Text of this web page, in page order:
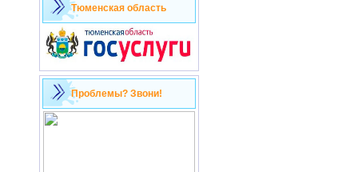
Тюменская область
Проблемы? Звони!